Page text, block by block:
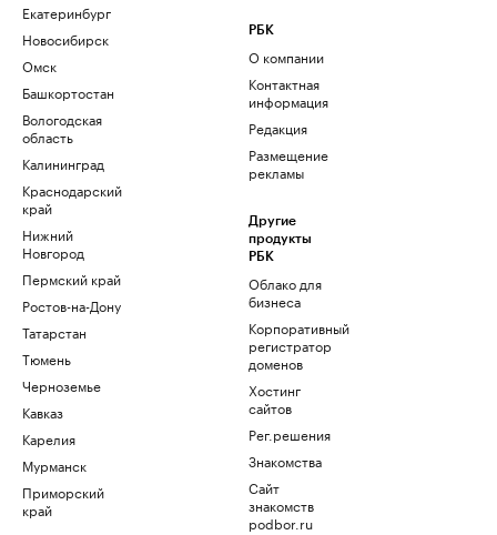
Екатеринбург
Новосибирск
Омск
Башкортостан
Вологодская
область
Калининград
Краснодарский
край
Нижний
Новгород
Пермский край
Ростов-на-Дону
Татарстан
Тюмень
Черноземье
Кавказ
Карелия
Мурманск
Приморский
край
РБК
О компании
Контактная
информация
Редакция
Размещение
рекламы
Другие
продукты
РБК
Облако для
бизнеса
Корпоративный
регистратор
доменов
Хостинг
сайтов
Рег.решения
Знакомства
Сайт
знакомств
podbor.ru